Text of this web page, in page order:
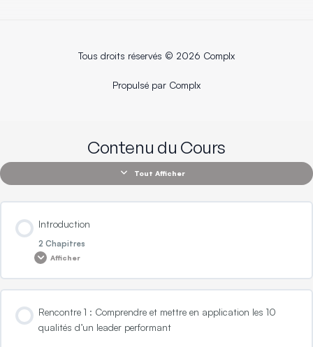
Tous droits réservés © 2026 Complx
Propulsé par Complx
Contenu du Cours
Tout Afficher
Introduction
2 Chapitres
Afficher
0% TERMINÉ 0/2 Etapes
Rencontre 1 : Comprendre et mettre en application les 10
qualités d’un leader performant